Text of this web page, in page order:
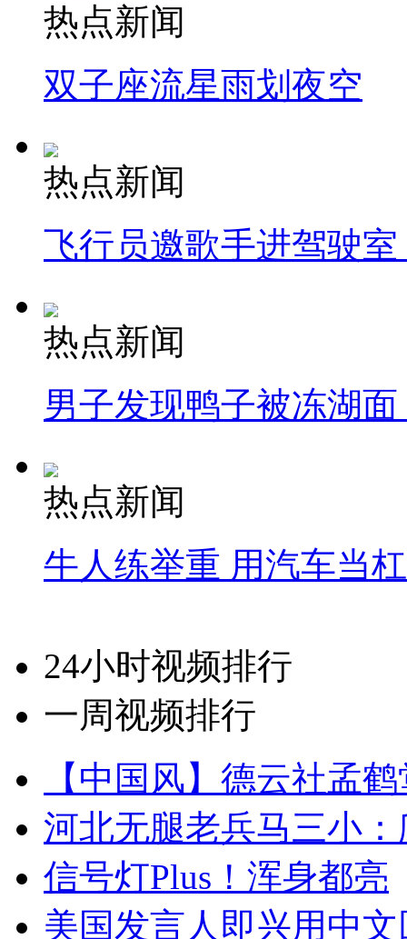
热点新闻
双子座流星雨划夜空
热点新闻
飞行员邀歌手进驾驶
热点新闻
男子发现鸭子被冻湖
热点新闻
牛人练举重 用汽车当
24小时视频排行
一周视频排行
【中国风】德云社孟
河北无腿老兵马三小
信号灯Plus！浑身都亮
美国发言人即兴用中